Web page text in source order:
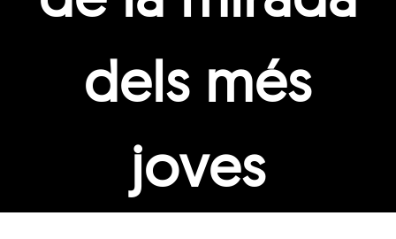
dels més
joves